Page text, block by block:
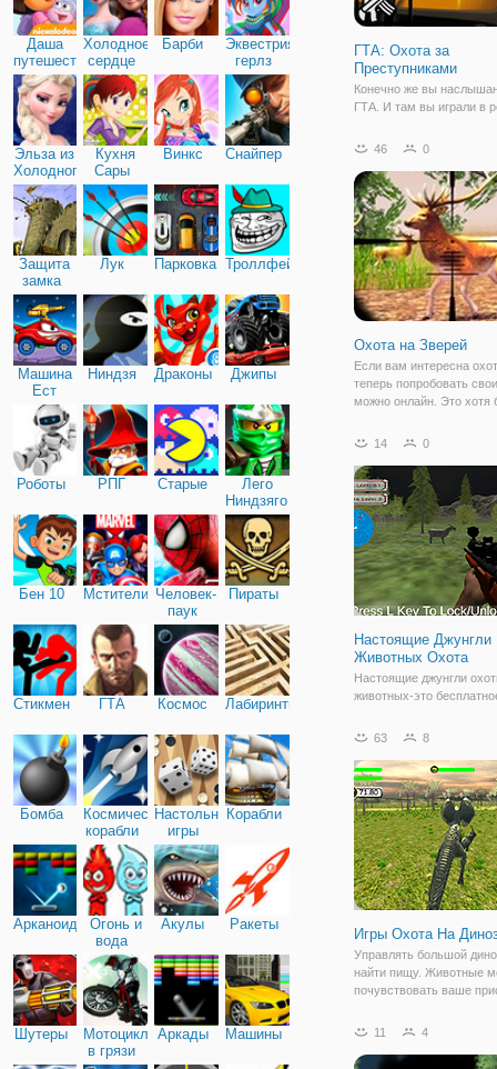
Даша
путешественница
Холодное
сердце
Барби
Эквестрия
герлз
Эльза из
Холодного
сердца
Кухня
Сары
Винкс Снайпер
Защита
замка
Лук Парковка Троллфейс
Машина
Ест
Машину
Ниндзя Драконы Джипы
Роботы РПГ Старые
Лего
Ниндзяго
Бен 10 Мстители Человек-
паук
Пираты
Стикмен ГТА Космос Лабиринты
Бомба
Космические
корабли
Настольные
игры
Корабли
Арканоид
Огонь и
вода
Акулы Ракеты
Шутеры
Мотоциклы
в грязи
Аркады Машины
ГТА: Охота за
Преступниками
Конечно же вы
ГТА. И там вы играли в
"ГТА: Охота за
истории. А именно,
в роли полицейского,
46 0
Охота на Зверей
Если вам интересна
теперь попробовать
можно онлайн. Это хотя
окружающих. Одной из
Охота на Зверей. По
жанру, это симулятор, в
14 0
Настоящие Джунгли
Животных Охота
Настоящие джунгли
животных-это
профессиональный
подвергать свою жизнь
убить энергичных
идеальное поле для
63 8
Игры Охота На
Управлять большой
найти пищу. Животные
почувствовать ваше
вы будете готовы, чтобы
задача уровня с кол-во
11 4